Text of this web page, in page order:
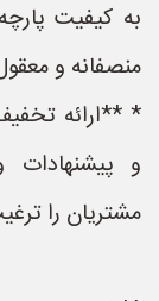
به کیفیت
منصفانه و
* **ارائه
و پیشنهادات
مشتریان را